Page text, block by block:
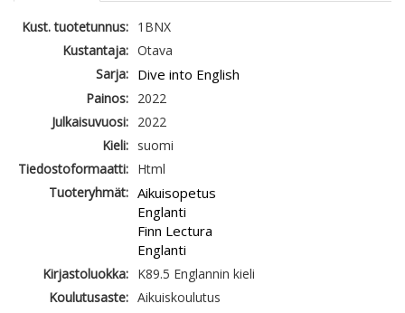
Kust. tuotetunnus: 1BNX
Kustantaja: Otava
Sarja: Dive into English
Painos: 2022
Julkaisuvuosi: 2022
Kieli: suomi
Tiedostoformaatti: Html
Tuoteryhmät: Aikuisopetus
Englanti
Finn Lectura
Englanti
Kirjastoluokka: K89.5 Englannin kieli
Koulutusaste: Aikuiskoulutus